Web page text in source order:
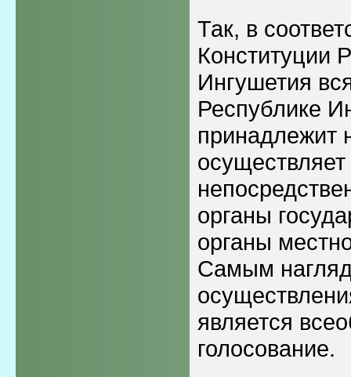
Так, в
Конституции
Ингушетия
Республике
принадлежит
органы
органы
Самым
является
голосование.